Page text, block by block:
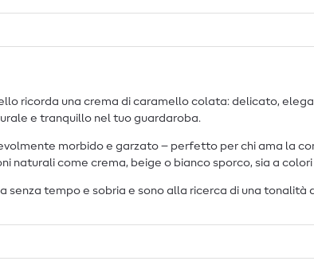
ricorda una crema di caramello colata: delicato,
e tranquillo nel tuo guardaroba.
morbido e garzato – perfetto per chi ama la
naturali come crema, beige o bianco sporco, sia a
senza tempo e sobria e sono alla ricerca di una tonalità